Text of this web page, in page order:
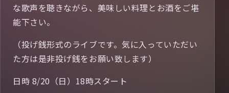
な歌声を聴きながら、美味しい料理とお酒をご堪
能下さい。
（投げ銭形式のライブです。気に入っていただい
た方は是非投げ銭をお願い致します）
日時 8/20（日）18時スタート